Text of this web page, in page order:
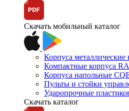
Скачать мобильный каталог
Корпуса
Компактные корпуса
Корпуса напольные
Пульты и стойки
Ударопрочные
Скачать каталог